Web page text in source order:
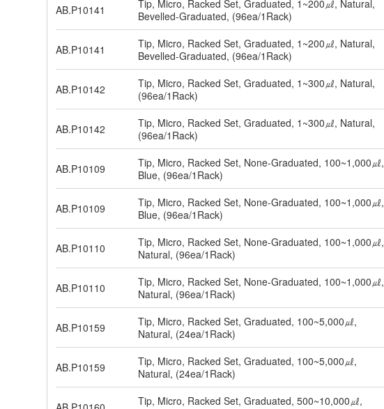
AB.P10141
Tip, Micro, Racked Set, Graduated, 1~200㎕, Natural,
Bevelled-Graduated, (96ea/1Rack)
AB.P10141
Tip, Micro, Racked Set, Graduated, 1~200㎕, Natural,
Bevelled-Graduated, (96ea/1Rack)
AB.P10142
Tip, Micro, Racked Set, Graduated, 1~300㎕, Natural,
(96ea/1Rack)
AB.P10142
Tip, Micro, Racked Set, Graduated, 1~300㎕, Natural,
(96ea/1Rack)
AB.P10109
Tip, Micro, Racked Set, None-Graduated, 100~1,000㎕,
Blue, (96ea/1Rack)
AB.P10109
Tip, Micro, Racked Set, None-Graduated, 100~1,000㎕,
Blue, (96ea/1Rack)
AB.P10110
Tip, Micro, Racked Set, None-Graduated, 100~1,000㎕,
Natural, (96ea/1Rack)
AB.P10110
Tip, Micro, Racked Set, None-Graduated, 100~1,000㎕,
Natural, (96ea/1Rack)
AB.P10159
Tip, Micro, Racked Set, Graduated, 100~5,000㎕,
Natural, (24ea/1Rack)
AB.P10159
Tip, Micro, Racked Set, Graduated, 100~5,000㎕,
Natural, (24ea/1Rack)
Tip, Micro, Racked Set, Graduated, 500~10,000㎕,